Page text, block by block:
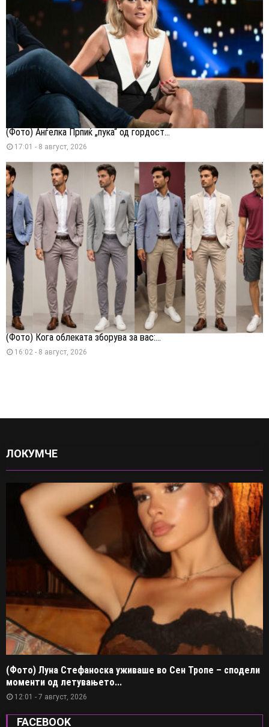
(Фото) Анѓелка Прпиќ „пука“ од гордост...
17:01 - 8 август, 2026
(Фото) Кога облеката зборува за вас:...
16:02 - 8 август, 2026
ЛОКУМЧЕ
(Фото) Луна Стефаноска уживаше во Сен Тропе – сподели
моменти од летувањето...
12:01 - 7 август, 2026
FACEBOOK